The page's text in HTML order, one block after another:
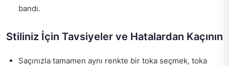
bandı.
Stiliniz İçin Tavsiyeler ve Hatalardan Kaçının
Saçınızla tamamen aynı renkte bir toka seçmek, toka